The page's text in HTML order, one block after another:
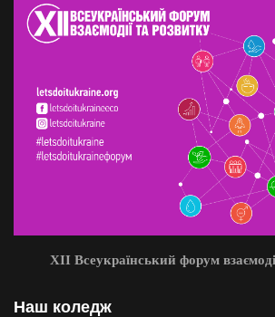
XII Всеукраїнський форум
Наш коледж